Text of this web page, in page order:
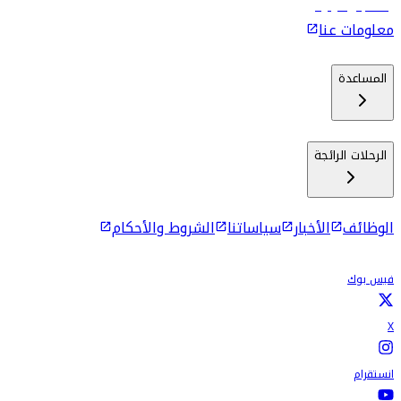
رحلات إلى كولومبو
معلومات عنا
المساعدة
الرحلات الرائجة
الوظائف الأخبار سياساتنا الشروط والأحكام
فيس بوك
X
انستقرام